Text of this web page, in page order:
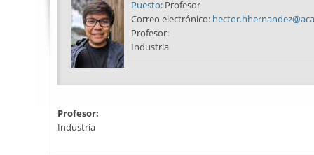
Puesto: Profesor
Correo electrónico:
Profesor:
Industria
Profesor:
Industria